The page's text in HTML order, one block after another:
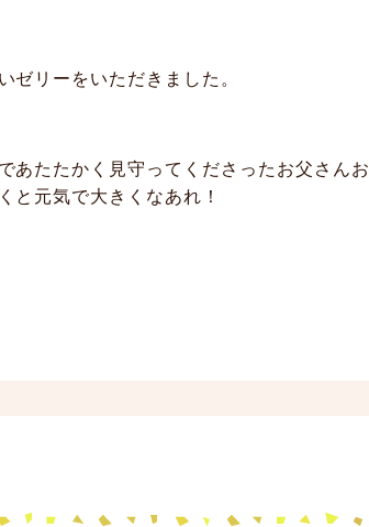
ゼリーをいただきました。
あたたかく見守ってくださったお父さん
と元気で大きくなあれ！